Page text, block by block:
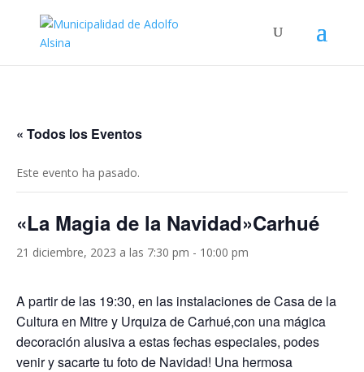
« Todos los Eventos
Este evento ha pasado.
«La Magia de la Navidad»Carhué
21 diciembre, 2023 a las 7:30 pm - 10:00 pm
A partir de las 19:30, en las instalaciones de Casa de la
Cultura en Mitre y Urquiza de Carhué,con una mágica
decoración alusiva a estas fechas especiales, podes
venir y sacarte tu foto de Navidad! Una hermosa